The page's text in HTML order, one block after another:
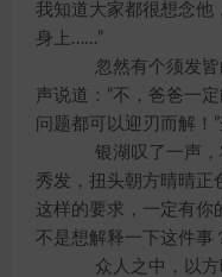
我知道大家都很想念他
身上……”
忽然有个须发皆
声说道：“不，爸爸一
问题都可以迎刃而解！
银湖叹了一声，
秀发，扭头朝方晴晴正
这样的要求，一定有你
不是想解释一下这件事
众人之中，以方